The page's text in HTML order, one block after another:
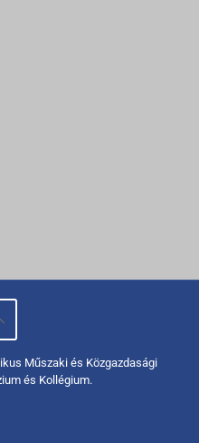
Műszaki és Közgazdasági
és Kollégium.